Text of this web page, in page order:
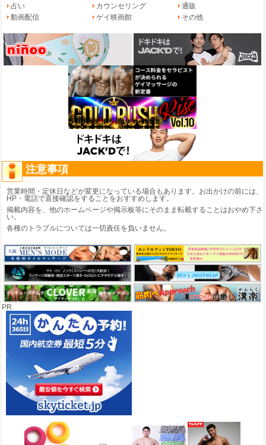
占い
カウンセリング
通販
動画配信
ゲイ映画館 その他
注意事項
営業時間・定休日などが変更になっている場合もあります。お出かけの前には、
HP・電話で直接確認をすることをおすすめします。
掲載内容を、他のホームページや掲示板等にそのまま転載することはおやめ下さ
い。
各種のトラブルについては一切責任を負いません。
PR